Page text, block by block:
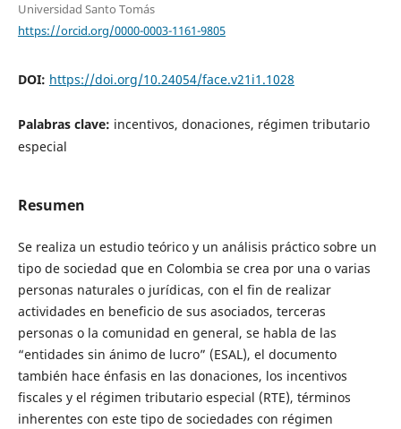
Universidad Santo Tomás
https://orcid.org/0000-0003-1161-9805
DOI: https://doi.org/10.24054/face.v21i1.1028
Palabras clave: incentivos, donaciones, régimen tributario
especial
Resumen
Se realiza un estudio teórico y un análisis práctico sobre un
tipo de sociedad que en Colombia se crea por una o varias
personas naturales o jurídicas, con el fin de realizar
actividades en beneficio de sus asociados, terceras
personas o la comunidad en general, se habla de las
“entidades sin ánimo de lucro” (ESAL), el documento
también hace énfasis en las donaciones, los incentivos
fiscales y el régimen tributario especial (RTE), términos
inherentes con este tipo de sociedades con régimen